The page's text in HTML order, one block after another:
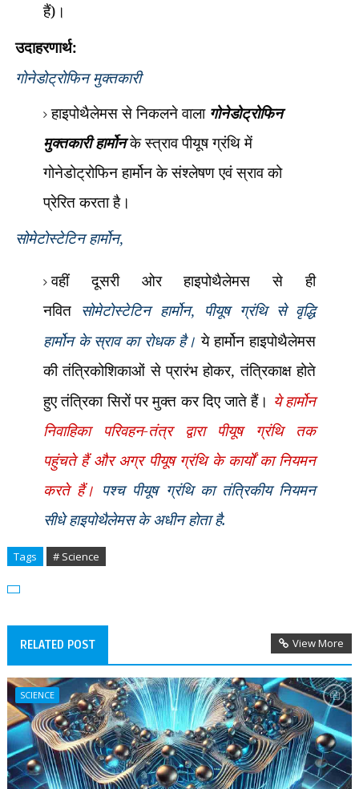
हैं)।
उदाहरणार्थ:
गोनेडोट्रोफिन मुक्तकारी
हाइपोथैलेमस से निकलने वाला गोनेडोट्रोफिन
मुक्तकारी हार्मोन के स्त्राव पीयूष ग्रंथि में
गोनेडोट्रोफिन हार्मोन के संश्लेषण एवं स्राव को
प्रेरित करता है।
सोमेटोस्टेटिन हार्मोन,
वहीं दूसरी ओर हाइपोथैलेमस से ही
नवित सोमेटोस्टेटिन हार्मोन, पीयूष ग्रंथि से वृद्धि
हार्मोन के स्राव का रोधक है। ये हार्मोन हाइपोथैलेमस
की तंत्रिकोशिकाओं से प्रारंभ होकर,तंत्रिकाक्ष होते
हुए तंत्रिका सिरों पर मुक्त कर दिए जाते हैं। ये हार्मोन
निवाहिका परिवहन-तंत्र द्वारा पीयूष ग्रंथि तक
पहुंचते हैं और अग्र पीयूष ग्रंथि के कार्यों का नियमन
करते हैं। पश्च पीयूष ग्रंथि का तंत्रिकीय नियमन
सीधे हाइपोथैलेमस के अधीन होता है.
Tags # Science
RELATED POST View More
SCIENCE